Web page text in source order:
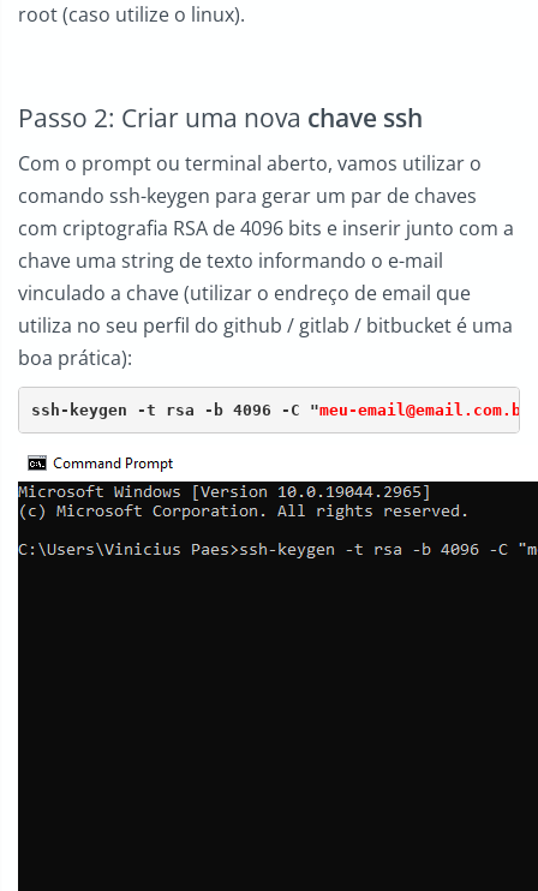
root (caso utilize o linux).
Passo 2: Criar uma nova chave ssh
Com o prompt ou terminal aberto, vamos utilizar o
comando ssh-keygen para gerar um par de chaves
com criptografia RSA de 4096 bits e inserir junto com a
chave uma string de texto informando o e-mail
vinculado a chave (utilizar o endreço de email que
utiliza no seu perfil do github / gitlab / bitbucket é uma
boa prática):
ssh-keygen -t rsa -b 4096 -C "meu-email@email.com.br